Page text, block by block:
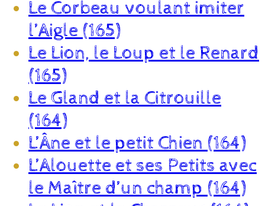
Le Corbeau voulant imiter
l’Aigle (165)
Le Lion, le Loup et le Renard
(165)
Le Gland et la Citrouille
(164)
L’Âne et le petit Chien (164)
L’Alouette et ses Petits avec
le Maître d’un champ (164)